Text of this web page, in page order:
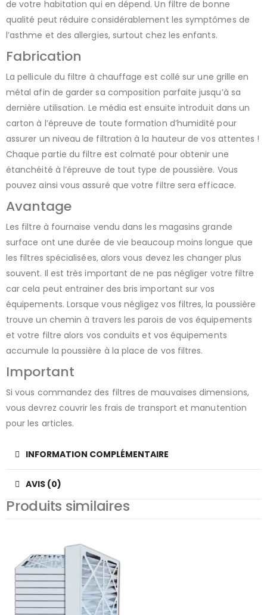
de votre habitation qui en dépend. Un filtre de bonne
qualité peut réduire considérablement les symptômes de
l’asthme et des allergies, surtout chez les enfants.
Fabrication
La pellicule du filtre à chauffage est collé sur une grille en
métal afin de garder sa composition parfaite jusqu’à sa
dernière utilisation. Le média est ensuite introduit dans un
carton à l’épreuve de toute formation d’humidité pour
assurer un niveau de filtration à la hauteur de vos attentes !
Chaque partie du filtre est colmaté pour obtenir une
étanchéité à l’épreuve de tout type de poussière. Vous
pouvez ainsi vous assuré que votre filtre sera efficace.
Avantage
Les filtre à fournaise vendu dans les magasins grande
surface ont une durée de vie beaucoup moins longue que
les filtres spécialisées, alors vous devez les changer plus
souvent. Il est très important de ne pas négliger votre filtre
car cela peut entrainer des bris important sur vos
équipements. Lorsque vous négligez vos filtres, la poussière
trouve un chemin à travers les parois de vos équipements
et votre filtre alors vos conduits et vos équipements
accumule la poussière à la place de vos filtres.
Important
Si vous commandez des filtres de mauvaises dimensions,
vous devrez couvrir les frais de transport et manutention
pour les articles.
INFORMATION COMPLÉMENTAIRE
AVIS (0)
Produits similaires